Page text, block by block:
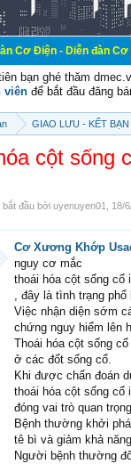
đàn Cơ điện là
bạn ghé thăm
viên để bắt đầu đăng
GIAO LƯU - KẾT
cột sống
bắt đầu bởi uyenuyen01 18/
Cơ Xương Khớp
nguy cơ mắc
thoái hóa cột sống cổ
, đây là tình trạng
Việc nhận diện sớm
chứng nguy hiểm lên
Thoái hóa cột sống
ở các đốt sống cổ.
Khi được chẩn đoán
thoái hóa cột sống cổ
đóng vai trò quan
Bệnh thường khởi
tê bì và giảm khả
Người bệnh thường